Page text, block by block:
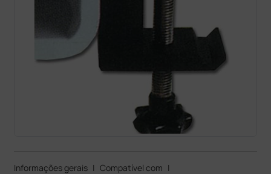
Informações gerais | Compatível com |